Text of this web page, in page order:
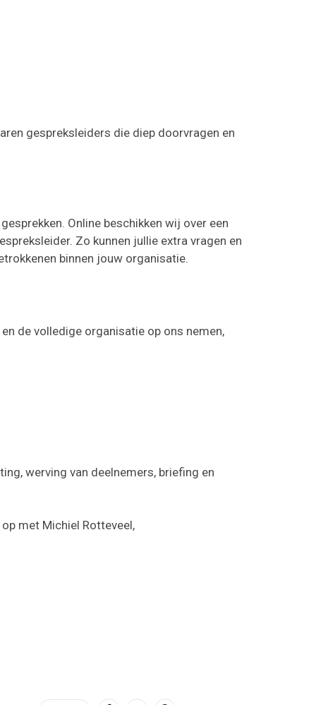
gespreksleiders die diep doorvragen en
Online beschikken wij over een
Zo kunnen jullie extra vragen en
binnen jouw organisatie.
de volledige organisatie op ons nemen,
werving van deelnemers, briefing en
met Michiel Rotteveel,